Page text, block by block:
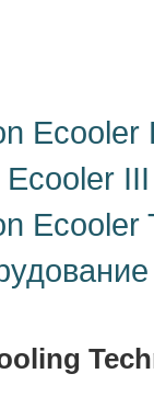
Ecooler
III
Ecooler